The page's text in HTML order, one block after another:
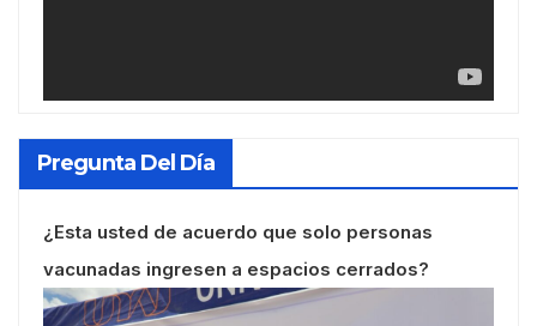
Pregunta Del Día
¿Esta usted de acuerdo que solo personas
vacunadas ingresen a espacios cerrados?